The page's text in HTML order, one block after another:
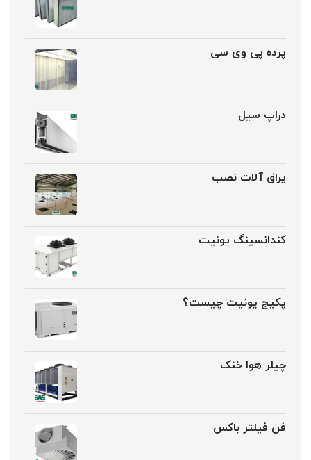
پرده پی وی سی
دراپ سیل
یراق آلات نصب
کندانسینگ یونیت
پکیج یونیت چیست؟
چیلر هوا خنک
فن فیلتر باکس